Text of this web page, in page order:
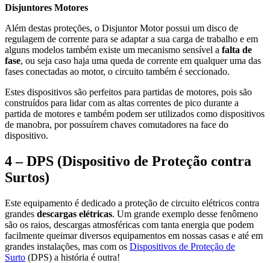
Disjuntores Motores
Além destas proteções, o Disjuntor Motor possui um disco de
regulagem de corrente para se adaptar a sua carga de trabalho e em
alguns modelos também existe um mecanismo sensível a falta de
fase, ou seja caso haja uma queda de corrente em qualquer uma das
fases conectadas ao motor, o circuito também é seccionado.
Estes dispositivos são perfeitos para partidas de motores, pois são
construídos para lidar com as altas correntes de pico durante a
partida de motores e também podem ser utilizados como dispositivos
de manobra, por possuírem chaves comutadores na face do
dispositivo.
4 – DPS (Dispositivo de Proteção contra
Surtos)
Este equipamento é dedicado a proteção de circuito elétricos contra
grandes descargas elétricas. Um grande exemplo desse fenômeno
são os raios, descargas atmosféricas com tanta energia que podem
facilmente queimar diversos equipamentos em nossas casas e até em
grandes instalações, mas com os Dispositivos de Proteção de
Surto (DPS) a história é outra!